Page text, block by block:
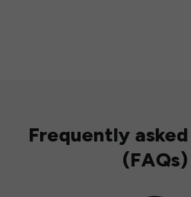
Frequently
(FAQs)